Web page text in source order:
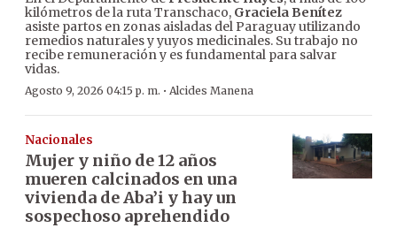
kilómetros de la ruta Transchaco, Graciela Benítez
asiste partos en zonas aisladas del Paraguay utilizando
remedios naturales y yuyos medicinales. Su trabajo no
recibe remuneración y es fundamental para salvar
vidas.
Agosto 9, 2026 04:15 p. m. · Alcides Manena
Nacionales
Mujer y niño de 12 años
mueren calcinados en una
vivienda de Aba’i y hay un
sospechoso aprehendido